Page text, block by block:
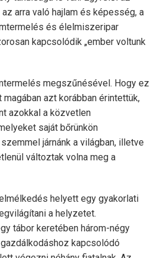
arra való hajlam és képesség, a
és élelmiszeripar
kapcsolódik „ember voltunk
megszűnésével. Hogy ez
azt korábban érintettük,
azokkal a közvetlen
saját bőrünkön
járnánk a világban, illetve
változtak volna meg a
helyett egy gyakorlati
a helyzetet.
tábor keretében három-négy
kapcsolódó